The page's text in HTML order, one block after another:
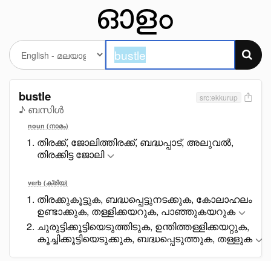
bustle
♪ ബസിൾ
src:ekkurup
noun (നാമം)
തിരക്ക്, ജോലിത്തിരക്ക്, ബദ്ധപ്പാട്, അലുവൽ,
തിരക്കിട്ട ജോലി
verb (ക്രിയ)
തിരക്കുകൂട്ടുക, ബദ്ധപ്പെട്ടുനടക്കുക, കോലാഹലം
ഉണ്ടാക്കുക, തള്ളിക്കയറുക, പാഞ്ഞുകയറുക
ചുരുട്ടിക്കൂട്ടിയെടുത്തിടുക, ഉന്തിത്തള്ളിക്കയറ്റുക,
കൂച്ചിക്കൂട്ടിയെടുക്കുക, ബദ്ധപ്പെടുത്തുക, തള്ളുക